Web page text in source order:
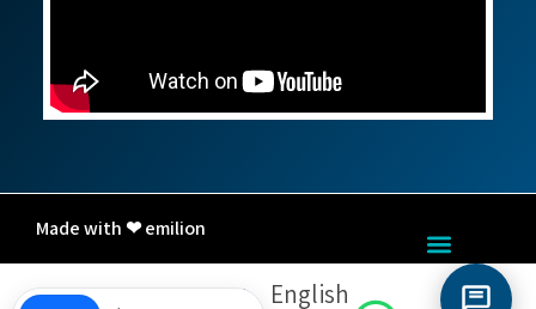
Made with ❤ emilion
English עברית